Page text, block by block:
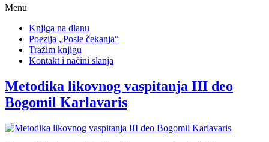
Menu
Knjiga na dlanu
Poezija „Posle čekanja“
Tražim knjigu
Kontakt i načini slanja
Metodika likovnog vaspitanja III deo
Bogomil Karlavaris